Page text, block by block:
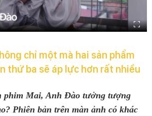
chỉ một mà hai sản phẩm
thứ ba sẽ áp lực hơn rất nhiều
phim Mai, Anh Đào tưởng tượng
Phiên bản trên màn ảnh có khác